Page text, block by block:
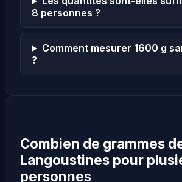
8 personnes ?
Comment mesurer 1600 g
?
Combien de grammes
Langoustines pour
personnes